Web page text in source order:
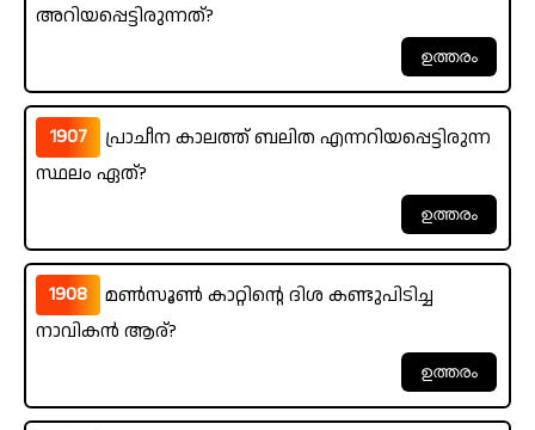
അറിയപ്പെട്ടിരുന്നത്?
1907
പ്രാചീന കാലത്ത് ബലിത എന്നറിയപ്പെട്ടിരുന്ന
സ്ഥലം ഏത്?
1908
മൺസൂൺ കാറ്റിന്റെ ദിശ കണ്ടുപിടിച്ച
നാവികൻ ആര്?